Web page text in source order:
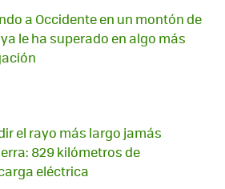
a Occidente en un montón de
le ha superado en algo más
el rayo más largo jamás
829 kilómetros de
eléctrica